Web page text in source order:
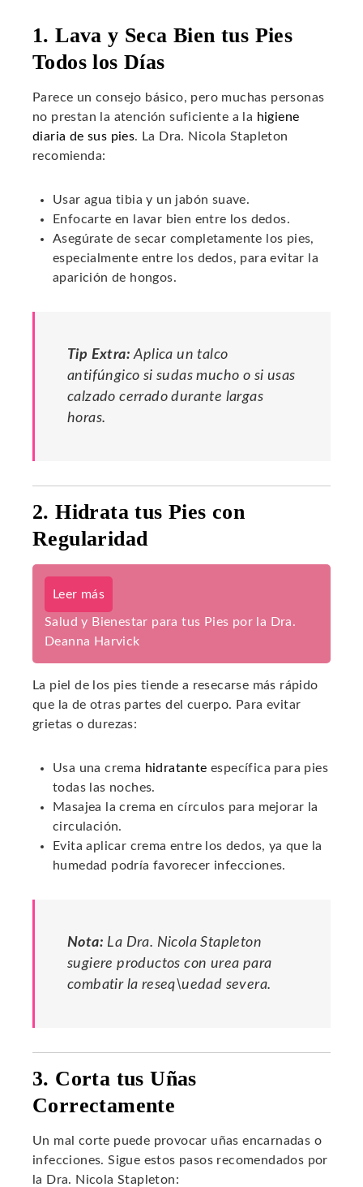
1. Lava y Seca Bien tus Pies
Todos los Días
Parece un consejo básico, pero muchas personas
no prestan la atención suficiente a la higiene
diaria de sus pies. La Dra. Nicola Stapleton
recomienda:
Usar agua tibia y un jabón suave.
Enfocarte en lavar bien entre los dedos.
Asegúrate de secar completamente los pies,
especialmente entre los dedos, para evitar la
aparición de hongos.
Tip Extra: Aplica un talco
antifúngico si sudas mucho o si usas
calzado cerrado durante largas
horas.
2. Hidrata tus Pies con
Regularidad
Leer más
Salud y Bienestar para tus Pies por la Dra.
Deanna Harvick
La piel de los pies tiende a resecarse más rápido
que la de otras partes del cuerpo. Para evitar
grietas o durezas:
Usa una crema hidratante específica para pies
todas las noches.
Masajea la crema en círculos para mejorar la
circulación.
Evita aplicar crema entre los dedos, ya que la
humedad podría favorecer infecciones.
Nota: La Dra. Nicola Stapleton
sugiere productos con urea para
combatir la reseq\uedad severa.
3. Corta tus Uñas
Correctamente
Un mal corte puede provocar uñas encarnadas o
infecciones. Sigue estos pasos recomendados por
la Dra. Nicola Stapleton: